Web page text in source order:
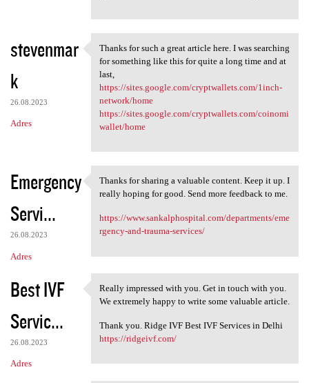
stevenmar
k
26.08.2023
Adres
Thanks for such a great
Thanks for such a great article here. I was searching
for something like this for quite a long time and at
last,
https://sites.google.com/cryptwallets.com/1inch-
network/home
https://sites.google.com/cryptwallets.com/coinomi
wallet/home
Emergency
Servi...
26.08.2023
Adres
Thanks for sharing a valuable
Thanks for sharing a valuable content. Keep it up. I
really hoping for good. Send more feedback to me.
https://www.sankalphospital.com/departments/eme
rgency-and-trauma-services/
Best IVF
Servic...
26.08.2023
Adres
Really impressed with you.
Really impressed with you. Get in touch with you.
We extremely happy to write some valuable article.
Thank you. Ridge IVF Best IVF Services in Delhi
https://ridgeivf.com/